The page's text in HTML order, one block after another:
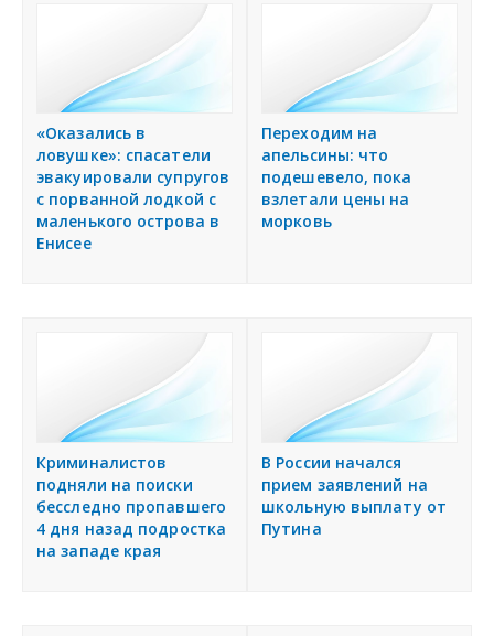
«Оказались в
ловушке»: спасатели
эвакуировали супругов
с порванной лодкой с
маленького острова в
Енисее
Переходим на
апельсины: что
подешевело, пока
взлетали цены на
морковь
Криминалистов
подняли на поиски
бесследно пропавшего
4 дня назад подростка
на западе края
В России начался
прием заявлений на
школьную выплату от
Путина